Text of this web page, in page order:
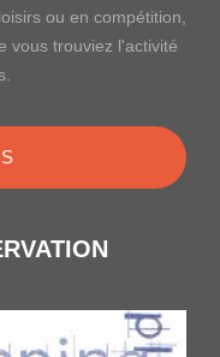
ou en compétition,
vous trouviez l'activité